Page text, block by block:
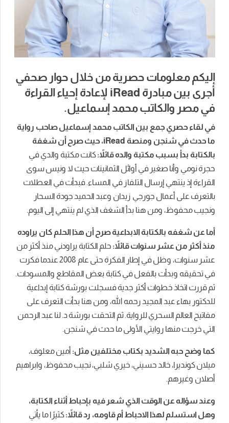
إليكم معلومات حصرية من خلال حوار صحفي
أجرى بين مبادرة iRead لإعادة إحياء القراءة
في مصر والكاتب محمد إسماعيل.
في لقاء حصري جمع بين الكاتب محمد إسماعيل صاحب رواية
ما حدث في شنجن ومنصة iRead، حيث صرح أن شغفة
بالكتابة بدأ بسبب مكتبة والده قائلاً:كانت مكتبة والدي في
حجرة نومي وأنا صغير في أوائل الثمانينات حيث لا ونيس سوى
القراءة إذ ينتهي إرسال التلفاز في المساء. فبدأت في العطلات
بالتعرف على أعمال جورجي زيدان وعبد الحميد جودة السحار
ونجيب محفوظ، ومن هنا بدأ الشغف الذي لم ينتهي إلى اليوم.
أما عن شغفه بالكتابة الابداعية صرح أن هذا الحلم كان يراوده
منذ أكثر من عشر سنوات قائلاً: حلم الكتابة يراودني منذ أكثر من
عشر سنوات، وظل في إطار الفكرة حتى عام 2008 عندما فكرت
في تحقيقه وبدأت بالفعل في كتابة بعض المقاطع والمسودات.
ثم قررت اتخاذ خطوات أكثر جدية فسجلت بورشة كتابة إبداعية
للدكتور بهاء عبد المجيد رحمه الله، ومن هنا بدأت التعرف على
مفاتيح العالم السحري للرواية. ثم التحقت بورشة د. لنا عبد الرحمن
التي خرجت منها روايتي الأولى ما حدث في شنجن.
كما وضح حبه الشديد بكتاب مختلفين مثل: أمين معلوف،
ميلان كونديرا، خالد حسيني، خيري شلبي، نجيب محفوظ، وابراهيم
أصلان وغيرهم.
وعند سؤاله عن الوقت الذي شعر فيه بإحباط أثناء الكتابة،
وهل استسلم لهذا الاحباط أم قاومه، رد قائلاً:كثيرًا ما يأتي